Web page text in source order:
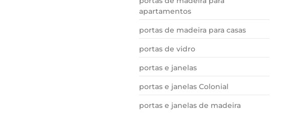
apartamentos
portas de madeira para casas
portas de vidro
portas e janelas
portas e janelas Colonial
portas e janelas de madeira